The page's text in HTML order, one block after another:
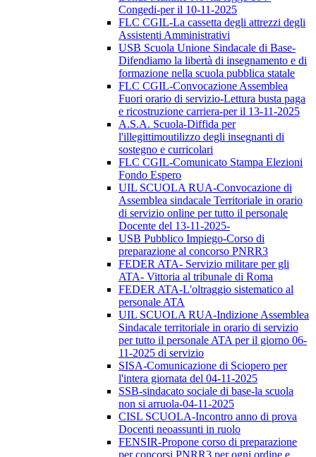
Congedi-per il 10-11-2025
FLC CGIL-La cassetta degli attrezzi degli
Assistenti Amministrativi
USB Scuola Unione Sindacale di Base-
Difendiamo la libertà di insegnamento e di
formazione nella scuola pubblica statale
FLC CGIL-Convocazione Assemblea
Fuori orario di servizio-Lettura busta paga
e ricostruzione carriera-per il 13-11-2025
A.S.A. Scuola-Diffida per
l'illegittimoutilizzo degli insegnanti di
sostegno e curricolari
FLC CGIL-Comunicato Stampa Elezioni
Fondo Espero
UIL SCUOLA RUA-Convocazione di
Assemblea sindacale Territoriale in orario
di servizio online per tutto il personale
Docente del 13-11-2025-
USB Pubblico Impiego-Corso di
preparazione al concorso PNRR3
FEDER ATA- Servizio militare per gli
ATA- Vittoria al tribunale di Roma
FEDER ATA-L'oltraggio sistematico al
personale ATA
UIL SCUOLA RUA-Indizione Assemblea
Sindacale territoriale in orario di servizio
per tutto il personale ATA per il giorno 06-
11-2025 di servizio
SISA-Comunicazione di Sciopero per
l'intera giornata del 04-11-2025
SSB-sindacato sociale di base-la scuola
non si arruola-04-11-2025
CISL SCUOLA-Incontro anno di prova
Docenti neoassunti in ruolo
FENSIR-Propone corso di preparazione